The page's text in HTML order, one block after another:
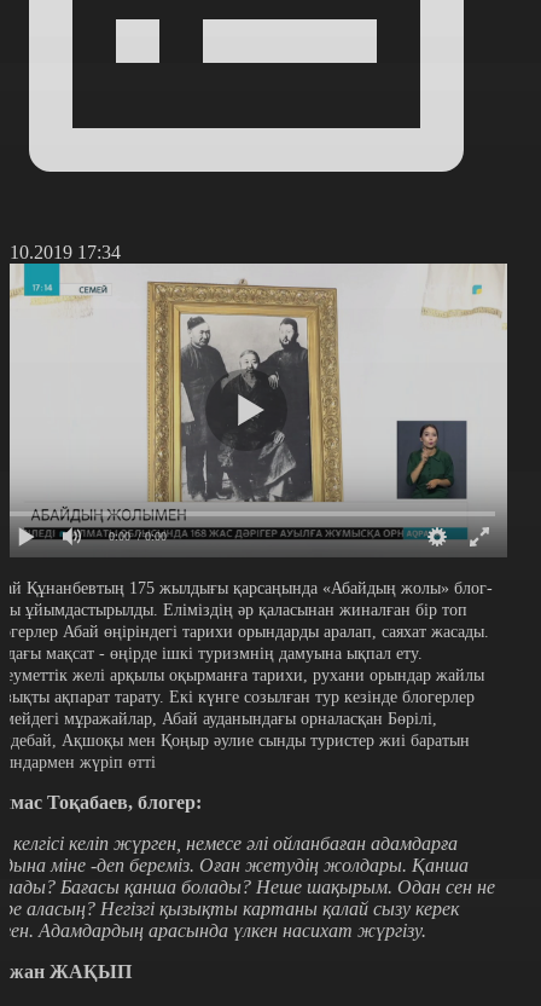
17:34
0:00 / 0:00
Құнанбевтың 175 жылдығы қарсаңында «Абайдың жолы» блог-
ұйымдастырылды. Еліміздің әр қаласынан жиналған бір топ
Абай өңіріндегі тарихи орындарды аралап, саяхат жасады.
мақсат - өңірде ішкі туризмнің дамуына ықпал ету.
желі арқылы оқырманға тарихи, рухани орындар жайлы
ақпарат тарату. Екі күнге созылған тур кезінде блогерлер
мұражайлар, Абай ауданындағы орналасқан Бөрілі,
Ақшоқы мен Қоңыр әулие сынды туристер жиі баратын
жүріп өтті
Тоқабаев, блогер:
келгісі келіп жүрген, немесе әлі ойланбаған адамдарға
міне -деп береміз. Оған жетудің жолдары. Қанша
Бағасы қанша болады? Неше шақырым. Одан сен не
аласың? Негізгі қызықты картаны қалай сызу керек
Адамдардың арасында үлкен насихат жүргізу.
ЖАҚЫП